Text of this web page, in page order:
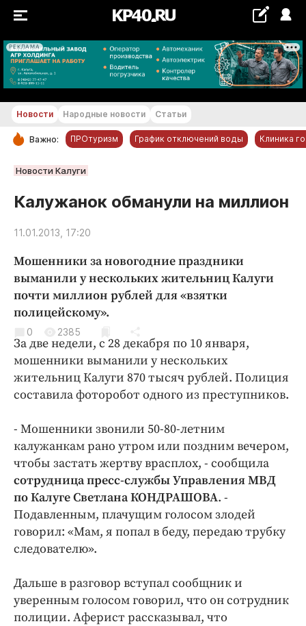
РЕКЛАМА
+21...+22 °С
РУБРИКИ
Новости компаний
Статьи
Авто и транспорт
Благоустройство
Криминал
Культура
Недвижимость и ЖКХ
Образование
Общество
Происшествия
Спорт
Экономика и бизнес
ПРОЕКТЫ
Блоги
Медиаперсона
Интересное чтиво
Новости Народные новости Статьи
Важно: ПРОтуризм График отключений воды Клиника
Новости Калуги
Калужанок обманули на миллион
11.01.2013, 17:20
Мошенники за новогодние праздники
выманили у нескольких жительниц Калуги
почти миллион рублей для «взятки
полицейскому».
0 2385
За две недели, с 28 декабря по 10 января,
мошенники выманили у нескольких
жительниц Калуги 870 тысяч рублей. Полиция
составила фоторобот одного из преступников.
- Мошенники звонили 50-80-летним
калужанкам рано утром или поздним вечером,
чтобы застать жертву врасплох, - сообщила
сотрудница пресс-службы Управления МВД
по Калуге Светлана КОНДРАШОВА. -
Подавленным, плачущим голосом злодей
говорил: «Мам, я попал в беду, передаю трубку
следователю».
Дальше в разговор вступал сообщник и
уверенным голосом говорил, что он сотрудник
полиции. Аферист рассказывал, что